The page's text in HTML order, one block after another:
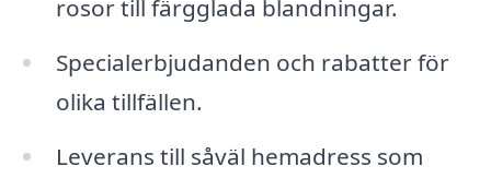
rosor till färgglada blandningar.
Specialerbjudanden och rabatter för
olika tillfällen.
Leverans till såväl hemadress som